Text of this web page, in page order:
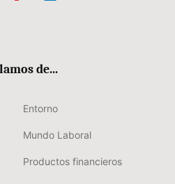
de...
Entorno
Mundo Laboral
Productos financieros